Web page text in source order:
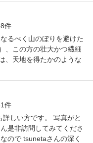
件
べく山のぼりを避けた
、この方の壮大かつ繊細
、天地を得たかのような
件
しい方です。 写真がと
是非訪問してみてくださ
ので tsunetaさんの深く